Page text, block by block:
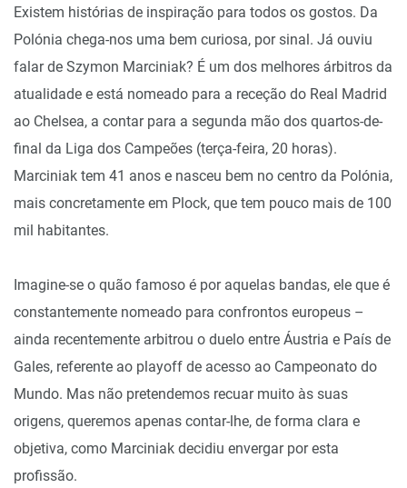
Existem histórias de inspiração para todos os gostos. Da
Polónia chega-nos uma bem curiosa, por sinal. Já ouviu
falar de Szymon Marciniak? É um dos melhores árbitros da
atualidade e está nomeado para a receção do Real Madrid
ao Chelsea, a contar para a segunda mão dos quartos-de-
final da Liga dos Campeões (terça-feira, 20 horas).
Marciniak tem 41 anos e nasceu bem no centro da Polónia,
mais concretamente em Plock, que tem pouco mais de 100
mil habitantes.
Imagine-se o quão famoso é por aquelas bandas, ele que é
constantemente nomeado para confrontos europeus –
ainda recentemente arbitrou o duelo entre Áustria e País de
Gales, referente ao playoff de acesso ao Campeonato do
Mundo. Mas não pretendemos recuar muito às suas
origens, queremos apenas contar-lhe, de forma clara e
objetiva, como Marciniak decidiu envergar por esta
profissão.